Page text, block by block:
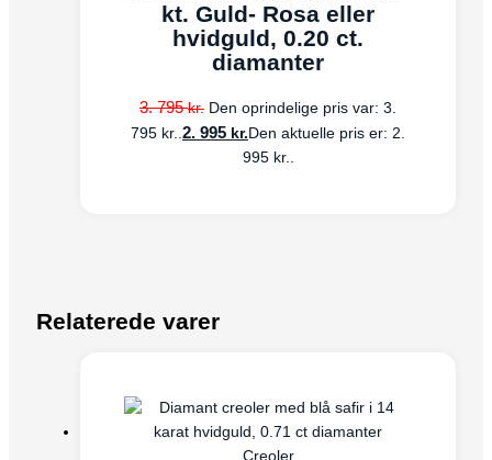
kt. Guld- Rosa eller
hvidguld, 0.20 ct.
diamanter
3. 795kr. Den oprindelige pris var: 3.
795 kr..2. 995 kr. Den aktuelle pris er: 2.
995 kr..
Relaterede varer
Creoler